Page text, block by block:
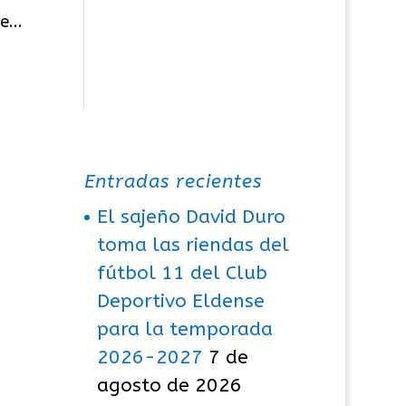
Entradas recientes
El sajeño David Duro
toma las riendas del
fútbol 11 del Club
Deportivo Eldense
para la temporada
2026-2027 7 de
agosto de 2026